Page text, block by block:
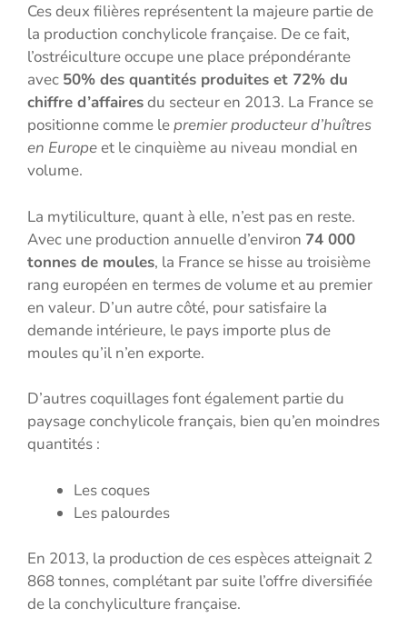
Ces deux filières représentent la majeure partie de
la production conchylicole française. De ce fait,
l’ostréiculture occupe une place prépondérante
avec 50% des quantités produites et 72% du
chiffre d’affairesdu secteur en 2013. La France se
positionne comme lepremier producteur d’huîtres
en Europeet le cinquième au niveau mondial en
volume.
La mytiliculture, quant à elle, n’est pas en reste.
Avec une production annuelle d’environ 74 000
tonnes de moules, la France se hisse au troisième
rang européen en termes de volume et au premier
en valeur. D’un autre côté, pour satisfaire la
demande intérieure, le pays importe plus de
moules qu’il n’en exporte.
D’autres coquillages font également partie du
paysage conchylicole français, bien qu’en moindres
quantités :
Les coques
Les palourdes
En 2013, la production de ces espèces atteignait 2
868 tonnes, complétant par suite l’offre diversifiée
de la conchyliculture française.